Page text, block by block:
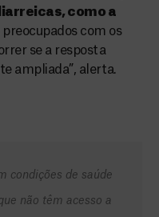
como a
com os
se a resposta
ampliada”, alerta.
condições de saúde
não têm acesso a